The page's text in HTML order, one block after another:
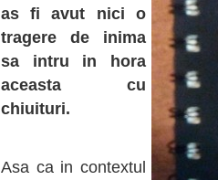
as fi avut nici o
tragere de inima
sa intru in hora
aceasta cu
chiuituri.
Asa ca in contextul